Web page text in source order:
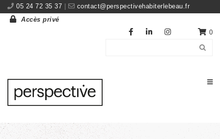
05 24 72 35 37
contact@perspectivehabiterlebeau.fr
Accès privé
0